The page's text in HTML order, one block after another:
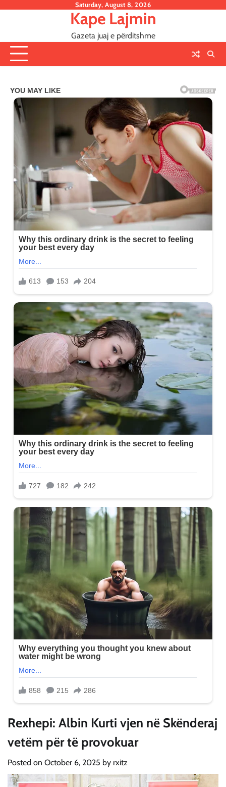
Saturday, August 8, 2026
Kape Lajmin
Gazeta juaj e përditshme
Rexhepi: Albin Kurti vjen në Skënderaj
vetëm për të provokuar
Posted on October 6, 2025 by rxitz